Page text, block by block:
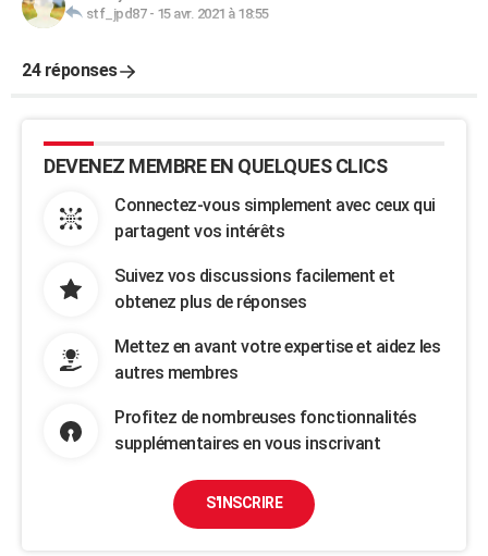
stf_jpd87- 15 avr. 2021 à 18:55
24 réponses
DEVENEZ MEMBRE EN QUELQUES CLICS
Connectez-vous simplement avec ceux qui
partagent vos intérêts
Suivez vos discussions facilement et
obtenez plus de réponses
Mettez en avant votre expertise et aidez les
autres membres
Profitez de nombreuses fonctionnalités
supplémentaires en vous inscrivant
S'INSCRIRE